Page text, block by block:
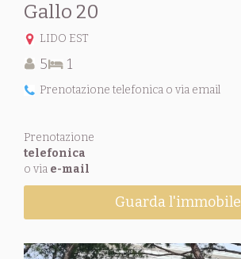
Gallo 20
LIDO EST
5 1
Prenotazione telefonica o via email
Prenotazione
telefonica
o via e-mail
Guarda l'immobile